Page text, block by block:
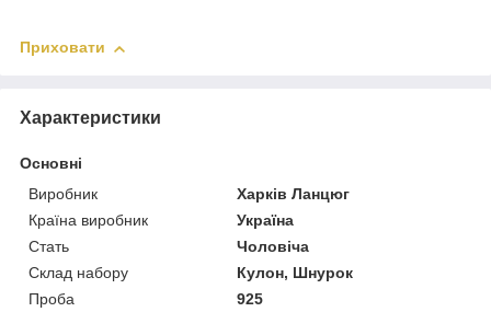
Приховати
Характеристики
Основні
Виробник
Харків Ланцюг
Країна виробник
Україна
Стать
Чоловіча
Склад набору
Кулон, Шнурок
Проба
925